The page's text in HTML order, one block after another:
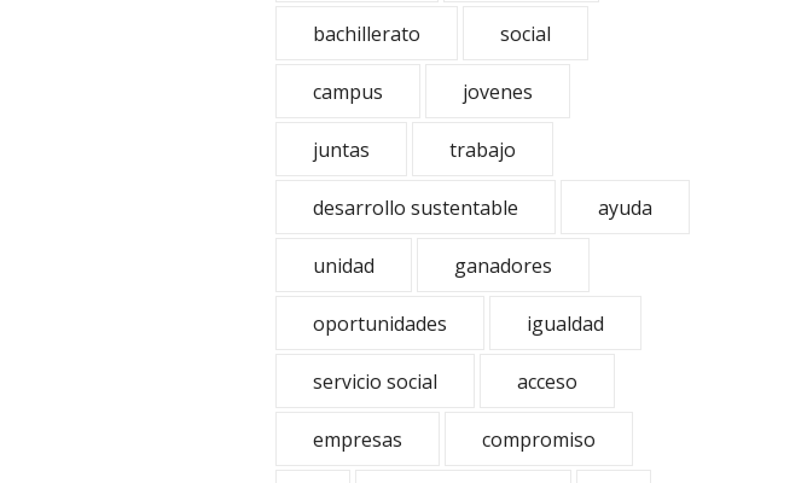
bachillerato social
campus jovenes
juntas trabajo
desarrollo sustentable ayuda
unidad ganadores
oportunidades igualdad
servicio social acceso
empresas compromiso